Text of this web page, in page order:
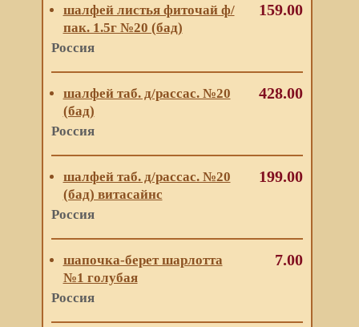
шалфей листья фиточай ф/
пак. 1.5г №20 (бад)
Россия
159.00
шалфей таб. д/рассас. №20
(бад)
Россия
428.00
шалфей таб. д/рассас. №20
(бад) витасайнс
Россия
199.00
шапочка-берет шарлотта
№1 голубая
Россия
7.00